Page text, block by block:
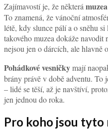
Zajímavostí je, že některá
To znamená, že vánoční
létě, kdy slunce pálí a o sněhu
takového muzea dokáže
nejsou jen o dárcích, ale hlavně
Pohádkové vesničkymají
brány právě v době adventu.
– lidé se těší, až je navštíví,
jen jednou do roka.
Pro koho jsou